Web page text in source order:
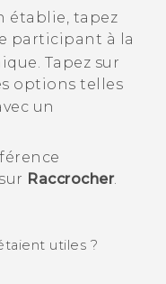
établie, tapez
participant à la
Tapez sur
options telles
un
Raccrocher.
utiles ?